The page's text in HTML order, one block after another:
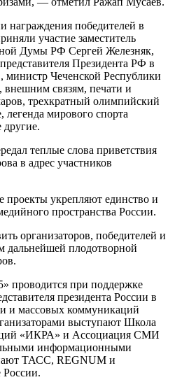
награждения победителей в
участие заместитель
Думы РФ Сергей Железняк,
Президента РФ в
Чеченской Республики
связям, печати и
трехкратный олимпийский
мирового спорта
теплые слова приветствия
в адрес участников
проекты укрепляют единство и
пространства России.
организаторов, победителей и
плодотворной
проводится при поддержке
президента России в
и массовых коммуникаций
выступают Школа
«ИКРА» и Ассоциация СМИ
информационными
ТАСС, REGNUM и
России.